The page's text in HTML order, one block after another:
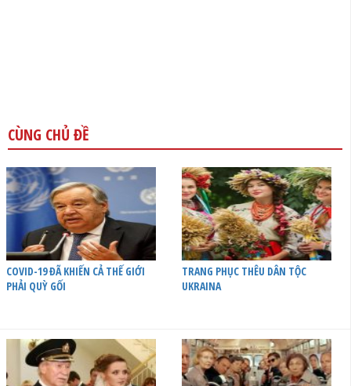
CÙNG CHỦ ĐỀ
COVID-19 ĐÃ KHIẾN CẢ THẾ GIỚI
PHẢI QUỲ GỐI
TRANG PHỤC THÊU DÂN TỘC
UKRAINA